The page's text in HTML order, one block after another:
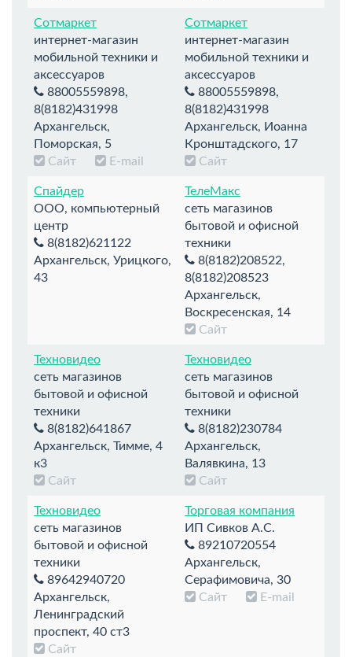
Сотмаркет
интернет-магазин
мобильной техники и
аксессуаров
88005559898,
8(8182)431998
Архангельск,
Поморская, 5
Сайт
E-mail
Сотмаркет
интернет-магазин
мобильной техники и
аксессуаров
88005559898,
8(8182)431998
Архангельск, Иоанна
Кронштадского, 17
Сайт
Спайдер
ООО, компьютерный
центр
8(8182)621122
Архангельск, Урицкого,
43
ТелеМакс
сеть магазинов
бытовой и офисной
техники
8(8182)208522,
8(8182)208523
Архангельск,
Воскресенская, 14
Сайт
Техновидео
сеть магазинов
бытовой и офисной
техники
8(8182)641867
Архангельск, Тимме, 4
к3
Сайт
Техновидео
сеть магазинов
бытовой и офисной
техники
8(8182)230784
Архангельск,
Валявкина, 13
Сайт
Техновидео
сеть магазинов
бытовой и офисной
техники
89642940720
Архангельск,
Ленинградский
проспект, 40 ст3
Сайт
Торговая компания
ИП Сивков А.С.
89210720554
Архангельск,
Серафимовича, 30
Сайт
E-mail